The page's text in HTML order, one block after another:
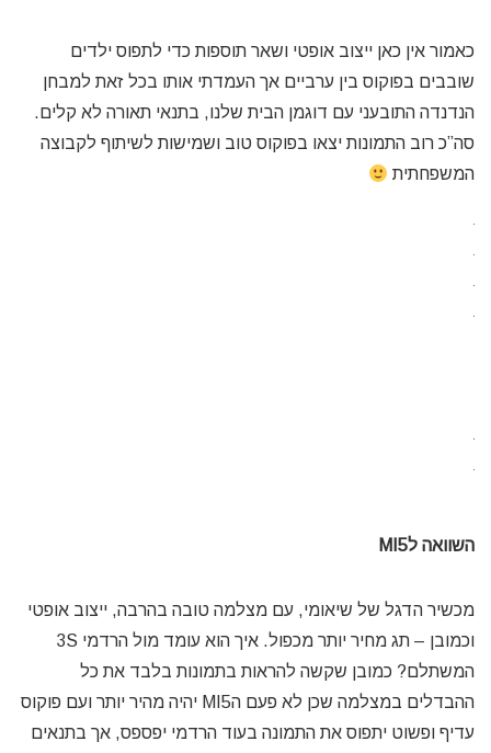
כאמור אין כאן ייצוב אופטי ושאר תוספות כדי לתפוס ילדים
שובבים בפוקוס בין ערביים אך העמדתי אותו בכל זאת למבחן
הנדנדה התובעני עם דוגמן הבית שלנו, בתנאי תאורה לא קלים.
סה”כ רוב התמונות יצאו בפוקוס טוב ושמישות לשיתוף לקבוצה
המשפחתית
השוואה לMI5
מכשיר הדגל של שיאומי, עם מצלמה טובה בהרבה, ייצוב אופטי
וכמובן – תג מחיר יותר מכפול. איך הוא עומד מול הרדמי 3S
המשתלם? כמובן שקשה להראות בתמונות בלבד את כל
ההבדלים במצלמה שכן לא פעם הMI5 יהיה מהיר יותר ועם פוקוס
עדיף ופשוט יתפוס את התמונה בעוד הרדמי יפספס, אך בתנאים